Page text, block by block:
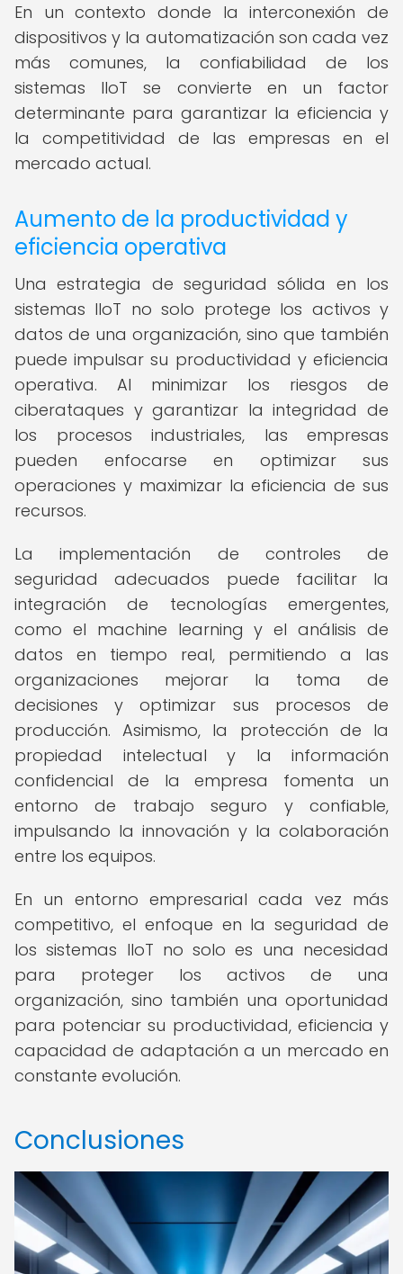
En un contexto donde la interconexión de
dispositivos y la automatización son cada vez
más comunes, la confiabilidad de los
sistemas IIoT se convierte en un factor
determinante para garantizar la eficiencia y
la competitividad de las empresas en el
mercado actual.
Aumento de la productividad y
eficiencia operativa
Una estrategia de seguridad sólida en los
sistemas IIoT no solo protege los activos y
datos de una organización, sino que también
puede impulsar su productividad y eficiencia
operativa. Al minimizar los riesgos de
ciberataques y garantizar la integridad de
los procesos industriales, las empresas
pueden enfocarse en optimizar sus
operaciones y maximizar la eficiencia de sus
recursos.
La implementación de controles de
seguridad adecuados puede facilitar la
integración de tecnologías emergentes,
como el machine learning y el análisis de
datos en tiempo real, permitiendo a las
organizaciones mejorar la toma de
decisiones y optimizar sus procesos de
producción. Asimismo, la protección de la
propiedad intelectual y la información
confidencial de la empresa fomenta un
entorno de trabajo seguro y confiable,
impulsando la innovación y la colaboración
entre los equipos.
En un entorno empresarial cada vez más
competitivo, el enfoque en la seguridad de
los sistemas IIoT no solo es una necesidad
para proteger los activos de una
organización, sino también una oportunidad
para potenciar su productividad, eficiencia y
capacidad de adaptación a un mercado en
constante evolución.
Conclusiones